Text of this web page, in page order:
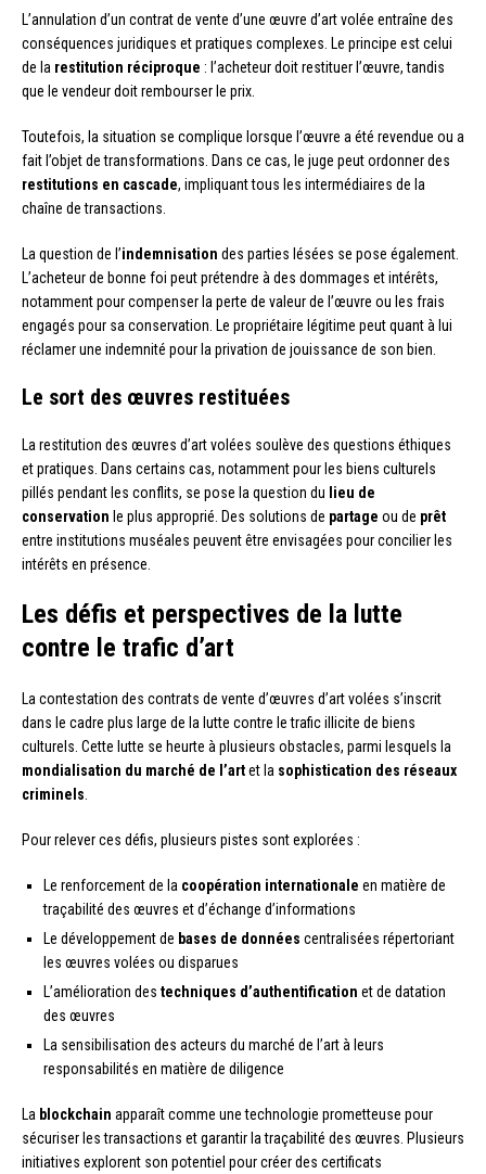
L’annulation d’un contrat de vente d’une œuvre d’art volée entraîne des
conséquences juridiques et pratiques complexes. Le principe est celui
de la restitution réciproque : l’acheteur doit restituer l’œuvre, tandis
que le vendeur doit rembourser le prix.
Toutefois, la situation se complique lorsque l’œuvre a été revendue ou a
fait l’objet de transformations. Dans ce cas, le juge peut ordonner des
restitutions en cascade, impliquant tous les intermédiaires de la
chaîne de transactions.
La question de l’indemnisation des parties lésées se pose également.
L’acheteur de bonne foi peut prétendre à des dommages et intérêts,
notamment pour compenser la perte de valeur de l’œuvre ou les frais
engagés pour sa conservation. Le propriétaire légitime peut quant à lui
réclamer une indemnité pour la privation de jouissance de son bien.
Le sort des œuvres restituées
La restitution des œuvres d’art volées soulève des questions éthiques
et pratiques. Dans certains cas, notamment pour les biens culturels
pillés pendant les conflits, se pose la question du lieu de
conservation le plus approprié. Des solutions de partage ou de prêt
entre institutions muséales peuvent être envisagées pour concilier les
intérêts en présence.
Les défis et perspectives de la lutte
contre le trafic d’art
La contestation des contrats de vente d’œuvres d’art volées s’inscrit
dans le cadre plus large de la lutte contre le trafic illicite de biens
culturels. Cette lutte se heurte à plusieurs obstacles, parmi lesquels la
mondialisation du marché de l’artet la sophistication des réseaux
criminels
Pour relever ces défis, plusieurs pistes sont explorées :
Le renforcement de la coopération internationale en matière de
traçabilité des œuvres et d’échange d’informations
Le développement de bases de données centralisées répertoriant
les œuvres volées ou disparues
L’amélioration des techniques d’authentification et de datation
des œuvres
La sensibilisation des acteurs du marché de l’art à leurs
responsabilités en matière de diligence
La blockchain apparaît comme une technologie prometteuse pour
sécuriser les transactions et garantir la traçabilité des œuvres. Plusieurs
initiatives explorent son potentiel pour créer des certificats